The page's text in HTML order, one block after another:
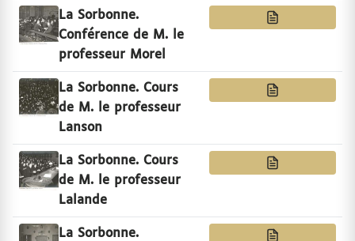
La Sorbonne.
Conférence de M. le
professeur Morel
La Sorbonne. Cours
de M. le professeur
Lanson
La Sorbonne. Cours
de M. le professeur
Lalande
La Sorbonne.